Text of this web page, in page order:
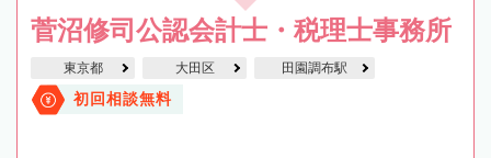
菅沼修司公認会計士・税理士事務所
東京都 大田区 田園調布駅
初回相談無料